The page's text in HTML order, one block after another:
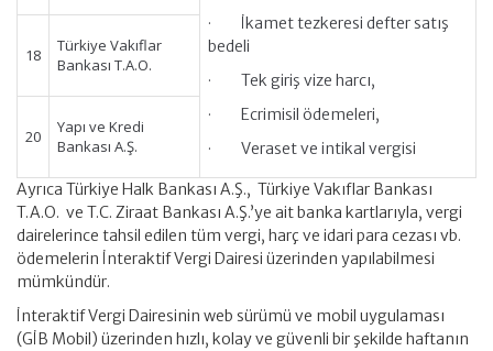
· İkamet tezkeresi defter satış
bedeli
· Tek giriş vize harcı,
· Ecrimisil ödemeleri,
· Veraset ve intikal vergisi
18
Türkiye Vakıflar
Bankası T.A.O.
20
Yapı ve Kredi
Bankası A.Ş.
Ayrıca Türkiye Halk Bankası A.Ş., Türkiye Vakıflar Bankası
T.A.O. ve T.C. Ziraat Bankası A.Ş.’ye ait banka kartlarıyla, vergi
dairelerince tahsil edilen tüm vergi, harç ve idari para cezası vb.
ödemelerin İnteraktif Vergi Dairesi üzerinden yapılabilmesi
mümkündür.
İnteraktif Vergi Dairesinin web sürümü ve mobil uygulaması
(GİB Mobil) üzerinden hızlı, kolay ve güvenli bir şekilde haftanın